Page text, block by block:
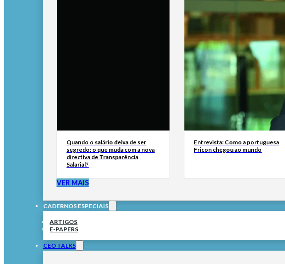
Quando o salário deixa de ser
segredo: o que muda com a nova
directiva de Transparência
Salarial?
Entrevista: Como a portuguesa
Fricon chegou ao mundo
VER MAIS
CADERNOS ESPECIAIS
ARTIGOS
E-PAPERS
CEO TALKS